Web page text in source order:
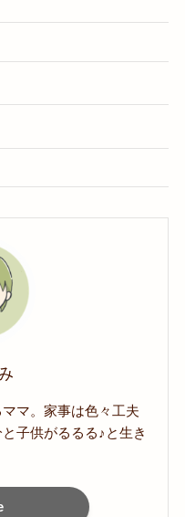
マ。家事は色々工夫
子供がるるる♪と生き